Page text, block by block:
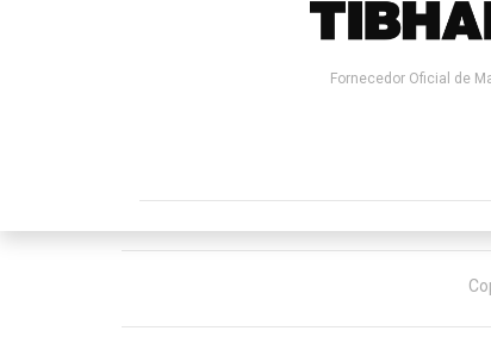
Fornecedor Oficial de